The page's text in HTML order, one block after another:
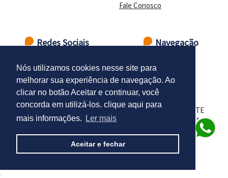
Nós utilizamos cookies nesse site para
melhorar sua experiência de navegação. Ao
clicar no botão Aceitar e continuar, você
concorda em utilizá-los. clique aqui para
mais informações.
Ler mais
Aceitar e fechar
Fale Conosco
Redes Sociais Navegação
LOJAS DELTASUL - CNPJ 98.102.924/0001-01 - PRESIDENTE
CASTELO BRANCO - DISTR. INDUSTRIAL - SANTA CRUZ DO